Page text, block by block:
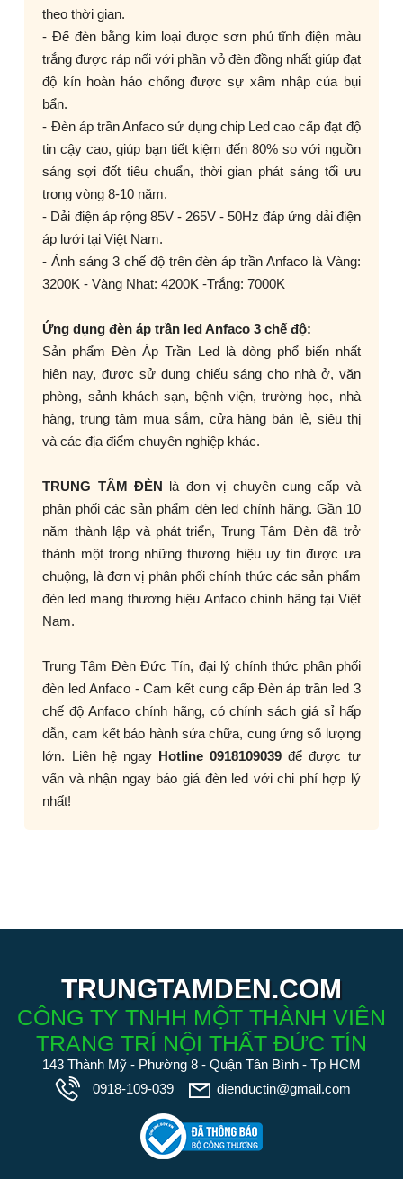
theo thời gian.
- Đế đèn bằng kim loại được sơn phủ tĩnh điện màu
trắng được ráp nối với phần vỏ đèn đồng nhất giúp đạt
độ kín hoàn hảo chống được sự xâm nhập của bụi
bẩn.
- Đèn áp trần Anfaco sử dụng chip Led cao cấp đạt độ
tin cậy cao, giúp bạn tiết kiệm đến 80% so với nguồn
sáng sợi đốt tiêu chuẩn, thời gian phát sáng tối ưu
trong vòng 8-10 năm.
- Dải điện áp rộng 85V - 265V - 50Hz đáp ứng dải điện
áp lưới tại Việt Nam.
- Ánh sáng 3 chế độ trên đèn áp trần Anfaco là Vàng:
3200K - Vàng Nhạt: 4200K -Trắng: 7000K
Ứng dụng đèn áp trần led Anfaco 3 chế độ:
Sản phẩm Đèn Áp Trần Led là dòng phổ biến nhất
hiện nay, được sử dụng chiếu sáng cho nhà ở, văn
phòng, sảnh khách sạn, bệnh viện, trường học, nhà
hàng, trung tâm mua sắm, cửa hàng bán lẻ, siêu thị
và các địa điểm chuyên nghiệp khác.
TRUNG TÂM ĐÈN là đơn vị chuyên cung cấp và
phân phối các sản phẩm đèn led chính hãng. Gần 10
năm thành lập và phát triển, Trung Tâm Đèn đã trở
thành một trong những thương hiệu uy tín được ưa
chuộng, là đơn vị phân phối chính thức các sản phẩm
đèn led mang thương hiệu Anfaco chính hãng tại Việt
Nam.
Trung Tâm Đèn Đức Tín, đại lý chính thức phân phối
đèn led Anfaco - Cam kết cung cấp Đèn áp trần led 3
chế độ Anfaco chính hãng, có chính sách giá sỉ hấp
dẫn, cam kết bảo hành sửa chữa, cung ứng số lượng
lớn. Liên hệ ngay Hotline 0918109039 để được tư
vấn và nhận ngay báo giá đèn led với chi phí hợp lý
nhất!
TRUNGTAMDEN.COM
CÔNG TY TNHH MỘT THÀNH VIÊN
TRANG TRÍ NỘI THẤT ĐỨC TÍN
143 Thành Mỹ - Phường 8 - Quận Tân Bình - Tp HCM
0918-109-039
dienductin@gmail.com